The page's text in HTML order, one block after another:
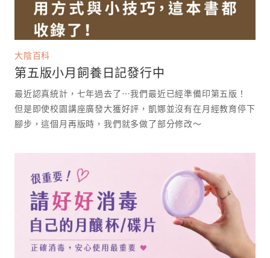
大陰百科
第五版小月飼養日記發行中
最近認真統計，七年過去了⋯我們最近已經準備印第五版！
但是即使校園講座廣發大獲好評，凱娜並沒有在月經教育停下
腳步，這個月再版時，我們就多做了部分修改～